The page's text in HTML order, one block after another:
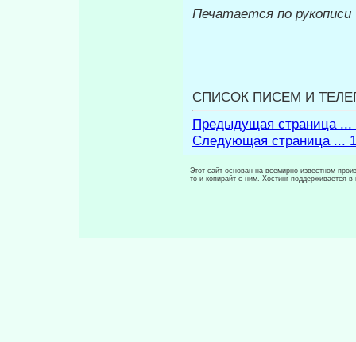
Печатается по рукописи
СПИСОК ПИСЕМ И
Предыдущая страница ...
Следующая страница ... 1
Этот сайт основан на всемирно известном
то и копирайт с ним. Хостинг поддерживается